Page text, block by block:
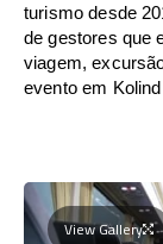
turismo desde
de gestores que
viagem,
evento em
View Gallery